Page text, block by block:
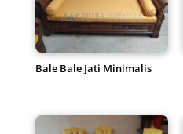
Bale Bale Jati Minimalis